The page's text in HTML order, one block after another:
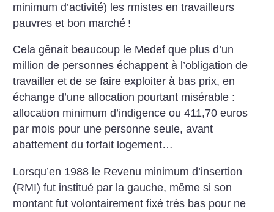
minimum d’activité) les rmistes en travailleurs
pauvres et bon marché !
Cela gênait beaucoup le Medef que plus d’un
million de personnes échappent à l’obligation de
travailler et de se faire exploiter à bas prix, en
échange d’une allocation pourtant misérable :
allocation minimum d’indigence ou 411,70 euros
par mois pour une personne seule, avant
abattement du forfait logement…
Lorsqu’en 1988 le Revenu minimum d’insertion
(RMI) fut institué par la gauche, même si son
montant fut volontairement fixé très bas pour ne